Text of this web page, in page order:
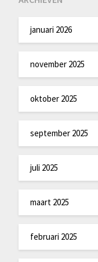
januari 2026
november 2025
oktober 2025
september 2025
juli 2025
maart 2025
februari 2025